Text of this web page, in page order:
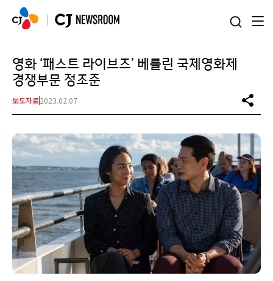
영화 ‘패스트 라이브즈’ 베를린 국제영화제
경쟁부문 정조준
보도자료2023.02.07